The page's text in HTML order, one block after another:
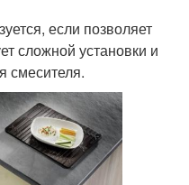
если позволяет
сложной установки и
смесителя.